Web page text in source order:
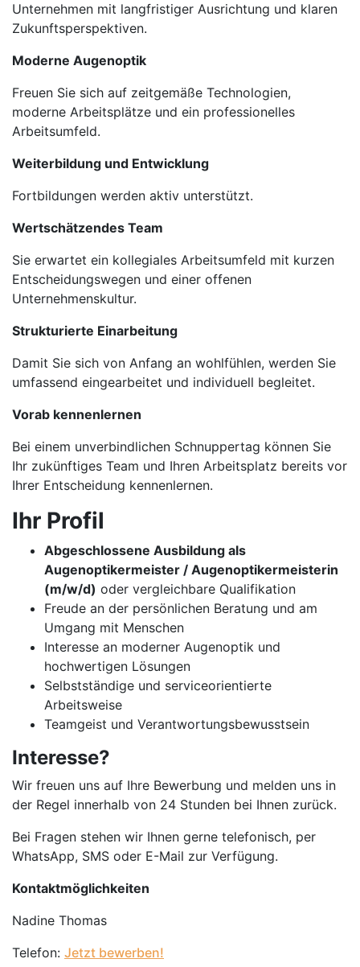
Unternehmen mit langfristiger Ausrichtung und klaren
Zukunftsperspektiven.
Moderne Augenoptik
Freuen Sie sich auf zeitgemäße Technologien,
moderne Arbeitsplätze und ein professionelles
Arbeitsumfeld.
Weiterbildung und Entwicklung
Fortbildungen werden aktiv unterstützt.
Wertschätzendes Team
Sie erwartet ein kollegiales Arbeitsumfeld mit kurzen
Entscheidungswegen und einer offenen
Unternehmenskultur.
Strukturierte Einarbeitung
Damit Sie sich von Anfang an wohlfühlen, werden Sie
umfassend eingearbeitet und individuell begleitet.
Vorab kennenlernen
Bei einem unverbindlichen Schnuppertag können Sie
Ihr zukünftiges Team und Ihren Arbeitsplatz bereits vor
Ihrer Entscheidung kennenlernen.
Ihr Profil
Abgeschlossene Ausbildung als
Augenoptikermeister / Augenoptikermeisterin
(m/w/d) oder vergleichbare Qualifikation
Freude an der persönlichen Beratung und am
Umgang mit Menschen
Interesse an moderner Augenoptik und
hochwertigen Lösungen
Selbstständige und serviceorientierte
Arbeitsweise
Teamgeist und Verantwortungsbewusstsein
Interesse?
Wir freuen uns auf Ihre Bewerbung und melden uns in
der Regel innerhalb von 24 Stunden bei Ihnen zurück.
Bei Fragen stehen wir Ihnen gerne telefonisch, per
WhatsApp, SMS oder E-Mail zur Verfügung.
Kontaktmöglichkeiten
Nadine Thomas
Telefon: Jetzt bewerben!